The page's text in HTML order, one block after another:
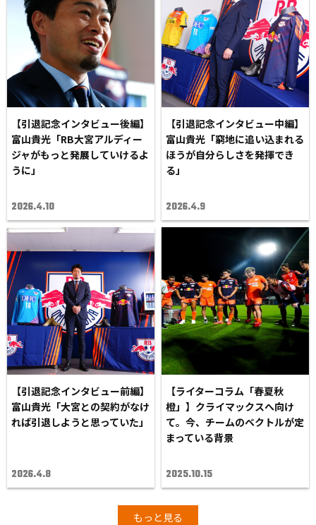
【引退記念インタビュー後編】
富山貴光「RB大宮アルディー
ジャがもっと発展していけるよ
うに」
2026.4.10
【引退記念インタビュー中編】
富山貴光「窮地に追い込まれる
ほうが自分らしさを発揮でき
る」
2026.4.9
【引退記念インタビュー前編】
富山貴光「大宮との契約がなけ
れば引退しようと思っていた」
2026.4.8
【ライターコラム「春夏秋
橙」】クライマックスへ向け
て。今、チームのベクトルが定
まっている背景
2025.10.15
もっと見る